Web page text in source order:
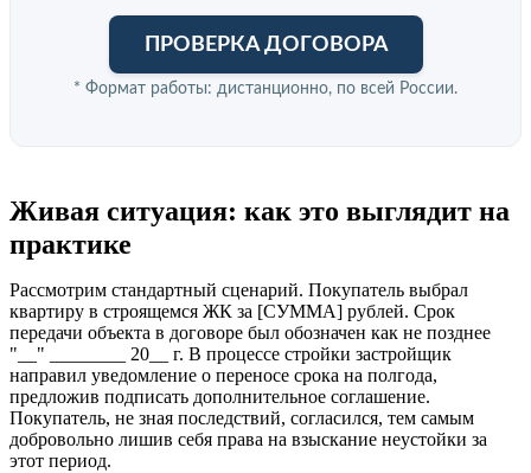
ПРОВЕРКА ДОГОВОРА
* Формат работы: дистанционно, по всей России.
Живая ситуация: как это выглядит на
практике
Рассмотрим стандартный сценарий. Покупатель выбрал
квартиру в строящемся ЖК за [СУММА] рублей. Срок
передачи объекта в договоре был обозначен как не позднее
"__" ________ 20__ г. В процессе стройки застройщик
направил уведомление о переносе срока на полгода,
предложив подписать дополнительное соглашение.
Покупатель, не зная последствий, согласился, тем самым
добровольно лишив себя права на взыскание неустойки за
этот период.